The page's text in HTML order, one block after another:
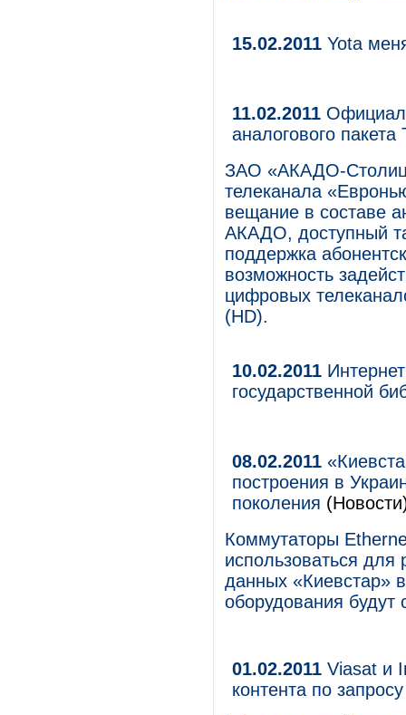
15.02.2011 Yota
11.02.2011
аналогового
ЗАО «АКАДО-
телеканала
вещание в составе
АКАДО, доступный
поддержка
возможность
цифровых
(HD).
10.02.2011
государственной
08.02.2011
построения в
поколения
Коммутаторы
использоваться для
данных «Киевстар»
оборудования будут
01.02.2011 Viasat и
контента по